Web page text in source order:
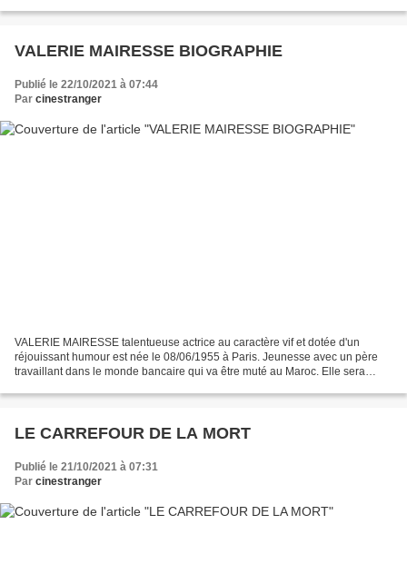
VALERIE MAIRESSE BIOGRAPHIE
Publié le 22/10/2021 à 07:44
Par cinestranger
VALERIE MAIRESSE talentueuse actrice au caractère vif et dotée d'un
réjouissant humour est née le 08/06/1955 à Paris. Jeunesse avec un père
travaillant dans le monde bancaire qui va être muté au Maroc. Elle sera
LE CARREFOUR DE LA MORT
Publié le 21/10/2021 à 07:31
Par cinestranger